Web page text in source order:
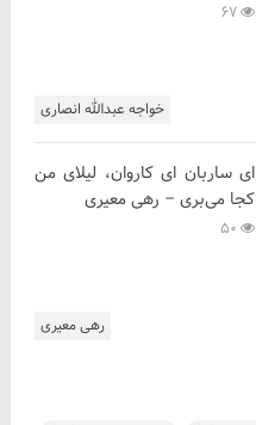
خواجه عبدالله انصاری
رهی معیری
ای ساربان ای کاروان، لیلای من
کجا می‌بری – رهی معیری